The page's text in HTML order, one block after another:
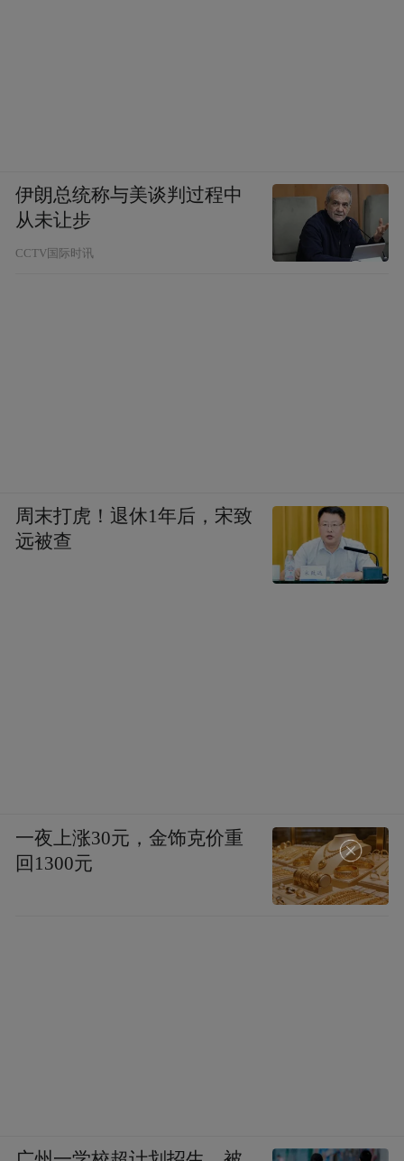
伊朗总统称与美谈判过程中
从未让步
CCTV国际时讯
周末打虎！退休1年后，宋致
远被查
一夜上涨30元，金饰克价重
回1300元